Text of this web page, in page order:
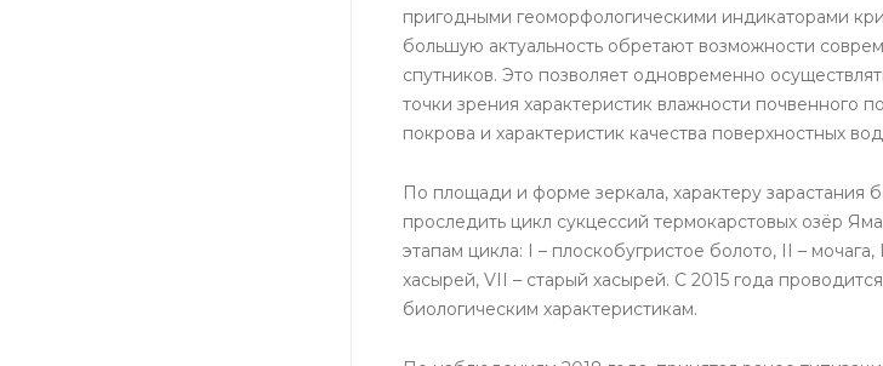
пригодными геоморфологическими индикаторами
большую актуальность обретают возможности
спутников. Это позволяет одновременно
точки зрения характеристик влажности почвенного
покрова и характеристик качества поверхностных
По площади и форме зеркала, характеру
проследить цикл сукцессий термокарстовых озёр
этапам цикла: I – плоскобугристое болото, II –
хасырей, VII – старый хасырей. С 2015 года
биологическим характеристикам.